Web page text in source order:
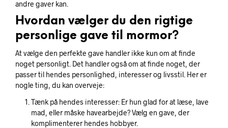
andre gaver kan.
Hvordan vælger du den rigtige
personlige gave til mormor?
At vælge den perfekte gave handler ikke kun om at finde
noget personligt. Det handler også om at finde noget, der
passer til hendes personlighed, interesser og livsstil. Her er
nogle ting, du kan overveje:
Tænk på hendes interesser: Er hun glad for at læse, lave
mad, eller måske havearbejde? Vælg en gave, der
komplimenterer hendes hobbyer.